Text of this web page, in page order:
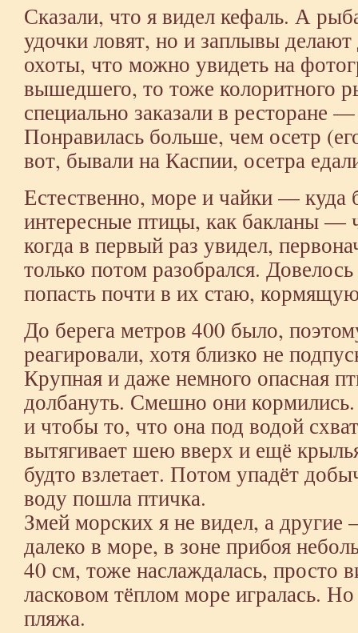
Сказали, что я видел кефаль. А
удочки ловят, но и заплывы
охоты, что можно увидеть на
вышедшего, то тоже колоритного
специально заказали в ресторане
Понравилась больше, чем осетр
вот, бывали на Каспии, осетра
Естественно, море и чайки — куда
интересные птицы, как бакланы
когда в первый раз увидел,
только потом разобрался.
попасть почти в их стаю,
До берега метров 400 было,
реагировали, хотя близко не
Крупная и даже немного опасная
долбануть. Смешно они
и чтобы то, что она под водой
вытягивает шею вверх и ещё
будто взлетает. Потом упадёт
воду пошла птичка.
Змей морских я не видел, а другие
далеко в море, в зоне прибоя
40 см, тоже наслаждалась, просто
ласковом тёплом море игралась.
пляжа.